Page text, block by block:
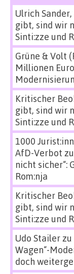
Ulrich Sander,
gibt, sind wir
Sinti:zze und
Grüne & Volt
Millionen
Kritischer
gibt, sind wir
Sinti:zze und
1000
AfD-Verbot zu
nicht sicher“:
Rom:nja
Kritischer
gibt, sind wir
Sinti:zze und
Udo Stailerzu
Wagen“-
doch